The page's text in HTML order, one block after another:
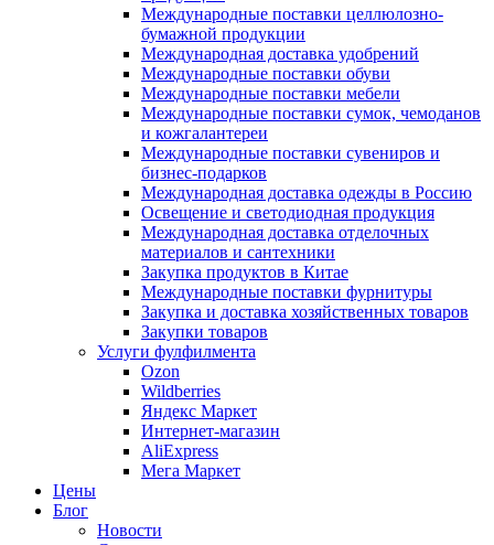
Международные поставки целлюлозно-
бумажной продукции
Международная доставка удобрений
Международные поставки обуви
Международные поставки мебели
Международные поставки сумок, чемоданов
и кожгалантереи
Международные поставки сувениров и
бизнес-подарков
Международная доставка одежды в Россию
Освещение и светодиодная продукция
Международная доставка отделочных
материалов и сантехники
Закупка продуктов в Китае
Международные поставки фурнитуры
Закупка и доставка хозяйственных товаров
Закупки товаров
Услуги фулфилмента
Ozon
Wildberries
Яндекс Маркет
Интернет-магазин
AliExpress
Мега Маркет
Цены
Блог
Новости